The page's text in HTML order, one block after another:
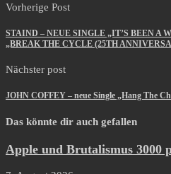
Vorherige Post
STAIND – NEUE SINGLE „IT’S BEEN A
„BREAK THE CYCLE (25TH
Nächster post
JOHN COFFEY – neue Single „Hang The
Das könnte dir auch gefallen
Apple und Brutalismus 3000